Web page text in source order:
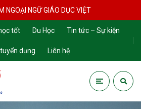
NGOẠI NGỮ GIÁO DỤC VIỆT
tốt Du Học Tin tức – Sự kiện
dụng Liên hệ